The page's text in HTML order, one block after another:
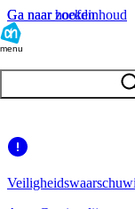
Ga naar hoofdinhoud
Ga naar zoeken
menu